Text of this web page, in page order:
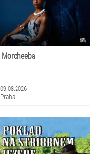
Morcheeba
09.08.2026
Praha